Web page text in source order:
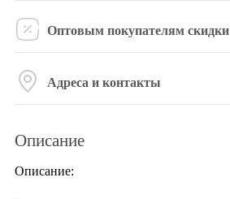
Оптовым покупателям скидки
Адреса и контакты
Описание
Описание: